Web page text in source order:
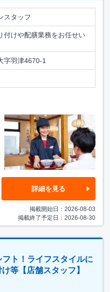
スタッフ
付けや配膳業務をお任せい
字羽津4670-1
詳細を見る
掲載開始日：2026-08-03
掲載終了予定日：2026-08-30
ト！ライフスタイルに
等【店舗スタッフ】